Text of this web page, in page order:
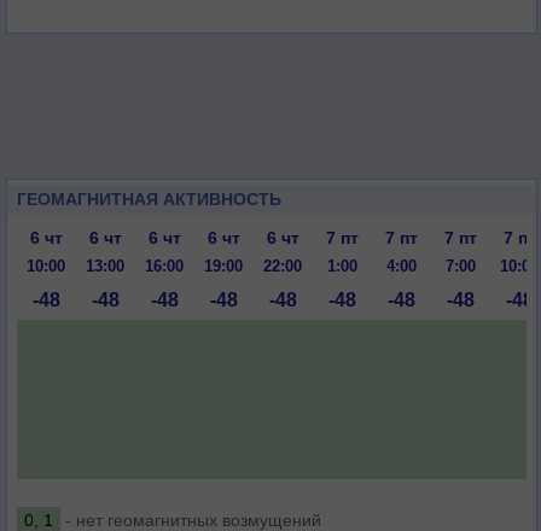
ГЕОМАГНИТНАЯ АКТИВНОСТЬ
6 чт
6 чт 6 чт 6 чт 6 чт 7 пт 7 пт 7 пт 7 пт
10:00 13:00 16:00 19:00 22:00 1:00 4:00 7:00 10:00
-48 -48 -48 -48 -48 -48 -48 -48 -48
0, 1
- нет геомагнитных возмущений